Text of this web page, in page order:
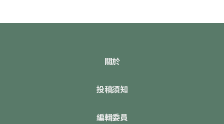
關於
投稿須知
編輯委員